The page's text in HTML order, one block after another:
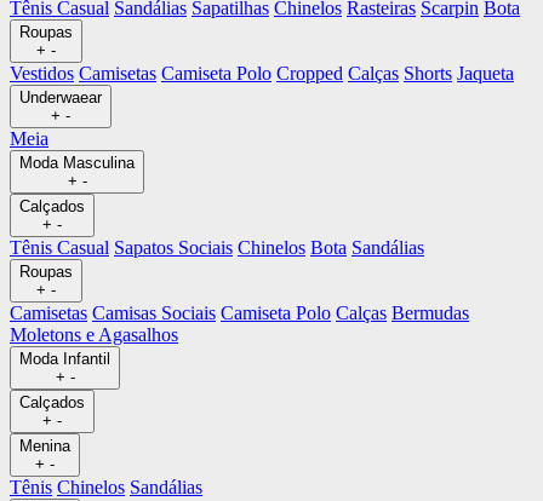
Tênis Casual Sandálias Sapatilhas Chinelos Rasteiras Scarpin Bota
Roupas
+ -
Vestidos Camisetas Camiseta Polo Cropped Calças Shorts Jaqueta
Underwaear
+ -
Meia
Moda Masculina
+ -
Calçados
+ -
Tênis Casual Sapatos Sociais Chinelos Bota Sandálias
Roupas
+ -
Camisetas Camisas Sociais Camiseta Polo Calças Bermudas
Moletons e Agasalhos
Moda Infantil
+ -
Calçados
+ -
Menina
+ -
Tênis Chinelos Sandálias